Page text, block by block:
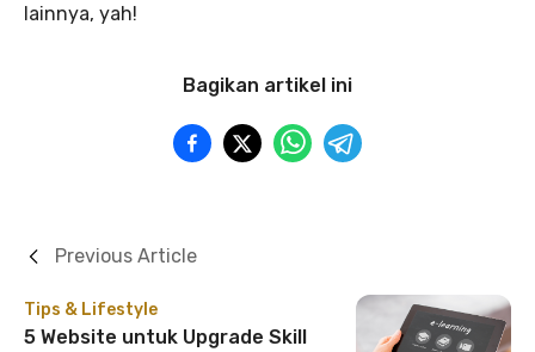
lainnya, yah!
Bagikan artikel ini
Tips & Lifestyle
5 Website untuk Upgrade Skill
Previous Article